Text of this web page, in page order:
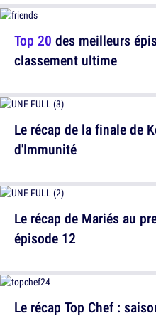
Le récap de la finale de
d'Immunité
Le récap Top Chef :
Top 20 des meilleurs
classement ultime
Le récap de Mariés au
épisode 12